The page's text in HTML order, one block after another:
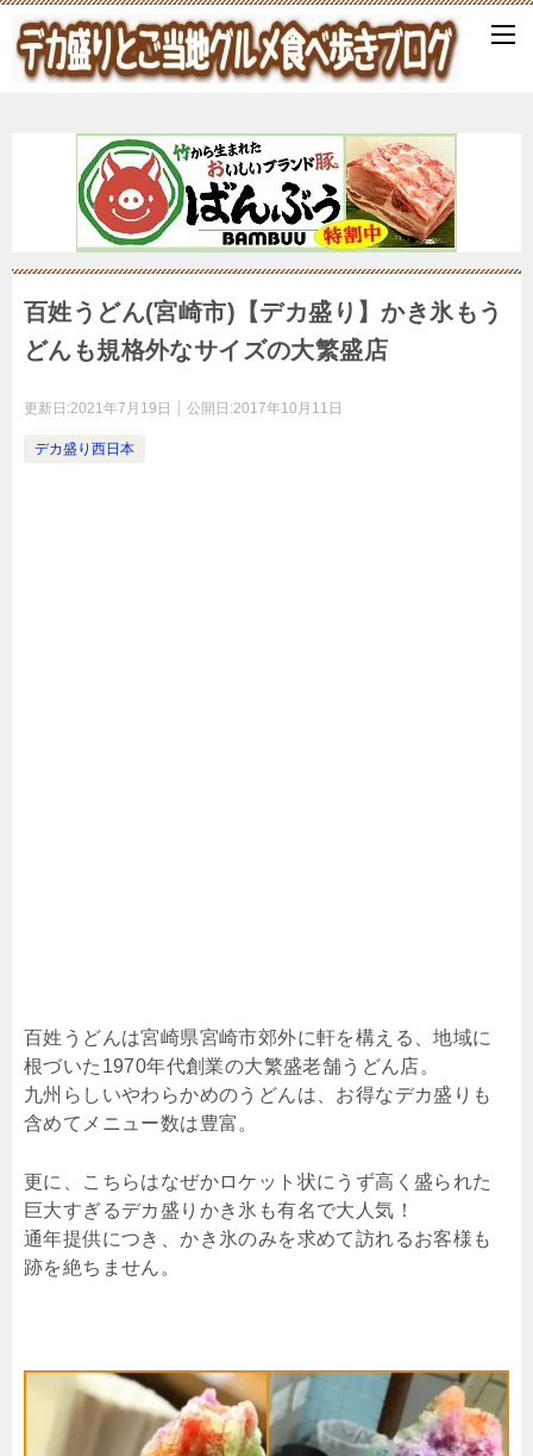
百姓うどん(宮崎市)【デカ盛り】かき氷もう
どんも規格外なサイズの大繁盛店
更新日:2021年7月19日 公開日:2017年10月11日
デカ盛り西日本
百姓うどんは宮崎県宮崎市郊外に軒を構える、地域に
根づいた1970年代創業の大繁盛老舗うどん店。
九州らしいやわらかめのうどんは、お得なデカ盛りも
含めてメニュー数は豊富。
更に、こちらはなぜかロケット状にうず高く盛られた
巨大すぎるデカ盛りかき氷も有名で大人気！
通年提供につき、かき氷のみを求めて訪れるお客様も
跡を絶ちません。